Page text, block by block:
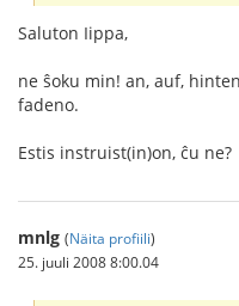
Saluton Iippa,
ne ŝoku min! an, auf,
fadeno.
Estis instruist(in)on, ĉu ne?
mnlg (Näita profiili)
25. juuli 2008 8:00.04